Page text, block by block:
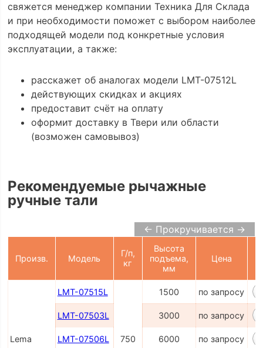
свяжется менеджер компании Техника Для Склада
и при необходимости поможет с выбором наиболее
подходящей модели под конкретные условия
эксплуатации, а также:
расскажет об аналогах модели LMT-07512L
действующих скидках и акциях
предоставит счёт на оплату
оформит доставку в Твери или области
(возможен самовывоз)
Рекомендуемые рычажные
ручные тали
← Прокручивается →
Произв. Модель
Г/п,
кг
Высота
подъема,
мм
Цена
Lema
LMT-07515L
750
1500 по запросу
LMT-07503L 3000 по запросу
LMT-07506L 6000 по запросу